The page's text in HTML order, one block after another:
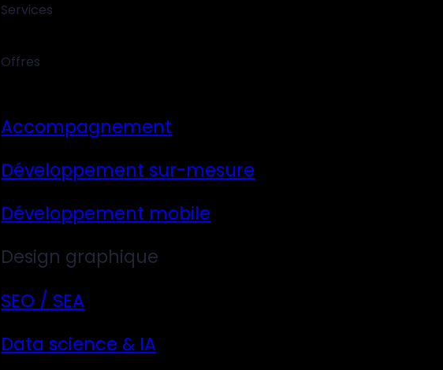
Services
Offres
Accompagnement
Développement sur-mesure
Développement mobile
Design graphique
SEO / SEA
Data science & IA